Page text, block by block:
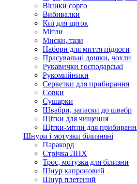
Віники сорго
Вибивалки
Киї для щіток
Мітли
Миски, тази
Набори для миття підлоги
Прасувальні дошки, чохли
Рукавички господарські
Рукомийники
Серветки для прибирання
Совки
Сушарки
Швабри, запаски до швабр
Щітки для чищення
Щітки-мітли для
Шнури і мотузки білизняні
Паракорд
Стрічка ЛПХ
Трос, мотузка для білизни
Шнур капроновий
Шнур плетений